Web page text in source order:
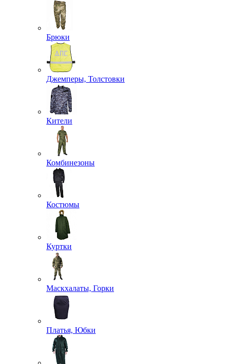
Брюки
Джемперы, Толстовки
Кители
Комбинезоны
Костюмы
Куртки
Маскхалаты, Горки
Платья, Юбки